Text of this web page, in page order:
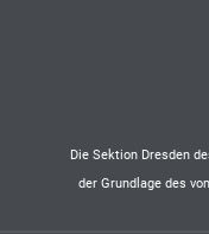
Die Sektion Dresden
der Grundlage des